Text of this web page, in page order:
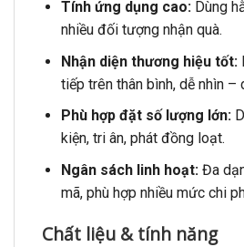
Tính ứng dụng cao:Dùng
nhiều đối tượng nhận quà.
Nhận diện thương hiệu tốt:
tiếp trên thân bình, dễ nhìn –
Phù hợp đặt số lượng lớn:
kiện, tri ân, phát đồng loạt.
Ngân sách linh hoạt:Đa
mã, phù hợp nhiều mức chi
Chất liệu & tính năng